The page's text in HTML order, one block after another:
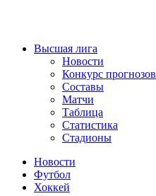
Высшая лига
Новости
Конкурс прогнозов
Составы
Матчи
Таблица
Статистика
Стадионы
Новости
Футбол
Хоккей